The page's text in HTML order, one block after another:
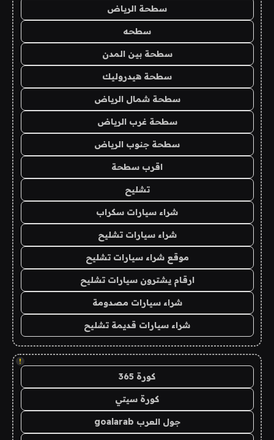
سطحة الرياض
سطحه
سطحة بين المدن
سطحة هيدروليك
سطحة شمال الرياض
سطحة غرب الرياض
سطحة جنوب الرياض
اقرب سطحة
تشليح
شراء سيارات سكراب
شراء سيارات تشليح
موقع شراء سيارات تشليح
ارقام يشترون سيارات تشليح
شراء سيارات مصدومة
شراء سيارات قديمة تشليح
!
كورة 365
كورة سيتي
جول العرب goalarab